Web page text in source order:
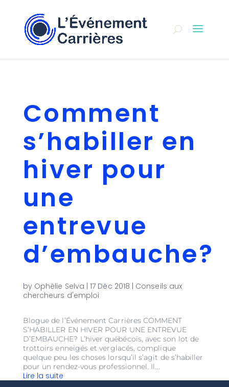
Comment
s’habiller en
hiver pour
une
entrevue
d’embauche?
by Ophélie Selva |17 Déc 2018
Conseils aux
chercheurs d'emploi
Blogue de l’Événement Carrières COMMENT
S’HABILLER EN HIVER POUR UNE ENTREVUE
D’EMBAUCHE? L’hiver québécois, avec son lot de
trottoirs enneigés et verglacés, complique
quelque peu les choses lorsqu’il s’agit de s’habiller
pour un rendez-vous professionnel. Il...
Lire la suite